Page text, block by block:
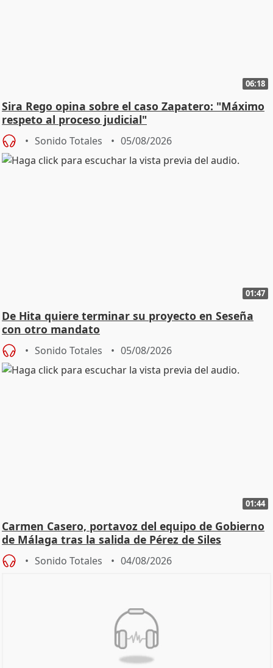
06:18
Sira Rego opina sobre el caso Zapatero: "Máximo
respeto al proceso judicial"
Sonido Totales 05/08/2026
01:47
De Hita quiere terminar su proyecto en Seseña
con otro mandato
Sonido Totales 05/08/2026
01:44
Carmen Casero, portavoz del equipo de Gobierno
de Málaga tras la salida de Pérez de Siles
Sonido Totales 04/08/2026